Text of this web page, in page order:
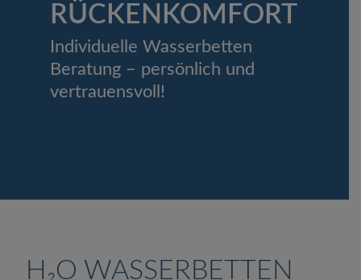
RÜCKENKOMFORT
Individuelle Wasserbetten
Beratung – persönlich und
vertrauensvoll!
H₂O WASSERBETTEN